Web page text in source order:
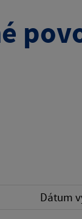
Dátum